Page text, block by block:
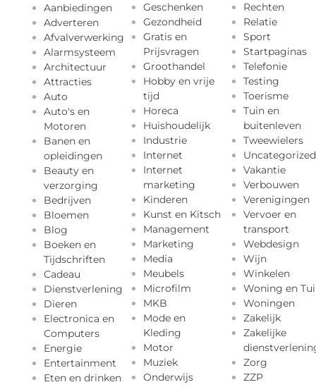
Aanbiedingen
Adverteren
Afvalverwerking
Alarmsysteem
Architectuur
Attracties
Auto
Auto's en
Motoren
Banen en
opleidingen
Beauty en
verzorging
Bedrijven
Bloemen
Blog
Boeken en
Tijdschriften
Cadeau
Dienstverlening
Dieren
Electronica en
Computers
Energie
Entertainment
Eten en drinken
Geschenken
Gezondheid
Gratis en
Prijsvragen
Groothandel
Hobby en vrije
tijd
Horeca
Huishoudelijk
Industrie
Internet
Internet
marketing
Kinderen
Kunst en Kitsch
Management
Marketing
Media
Meubels
Microfilm
MKB
Mode en
Kleding
Motor
Muziek
Onderwijs
Rechten
Relatie
Sport
Startpaginas
Telefonie
Testing
Toerisme
Tuin en
buitenleven
Tweewielers
Uncategorized
Vakantie
Verbouwen
Verenigingen
Vervoer en
transport
Webdesign
Wijn
Winkelen
Woning en
Woningen
Zakelijk
Zakelijke
Zorg
ZZP